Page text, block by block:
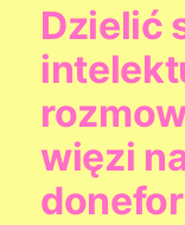
Dzielić
więzi